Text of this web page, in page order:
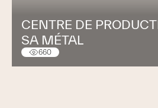
CENTRE DE
SA MÉTAL
660